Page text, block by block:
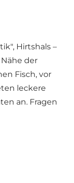
Hirtshals –
der
Fisch, vor
leckere
an. Fragen